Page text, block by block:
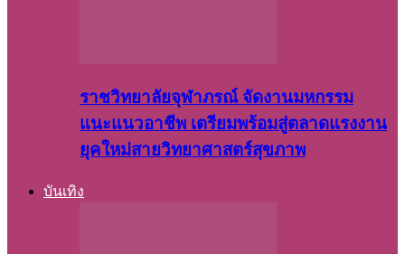
ราชวิทยาลัยจุฬาภรณ์ จัดงานมหกรรม
แนะแนวอาชีพ เตรียมพร้อมสู่ตลาดแรงงาน
ยุคใหม่สายวิทยาศาสตร์สุขภาพ
บันเทิง